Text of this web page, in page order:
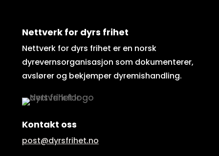
Nettverk for dyrs frihet
Nettverk for dyrs frihet er en norsk
dyrevernsorganisasjon som dokumenterer,
avslører og bekjemper dyremishandling.
Kontakt oss
post@dyrsfrihet.no